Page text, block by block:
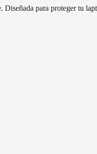
para proteger tu